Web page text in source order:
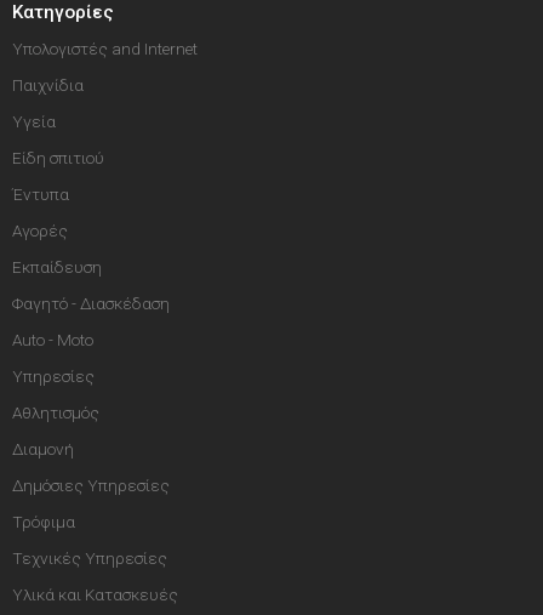
Κατηγορίες
Υπολογιστές and Internet
Παιχνίδια
Υγεία
Είδη σπιτιού
Έντυπα
Αγορές
Εκπαίδευση
Φαγητό - Διασκέδαση
Auto - Moto
Υπηρεσίες
Αθλητισμός
Διαμονή
Δημόσιες Υπηρεσίες
Τρόφιμα
Τεχνικές Υπηρεσίες
Υλικά και Κατασκευές